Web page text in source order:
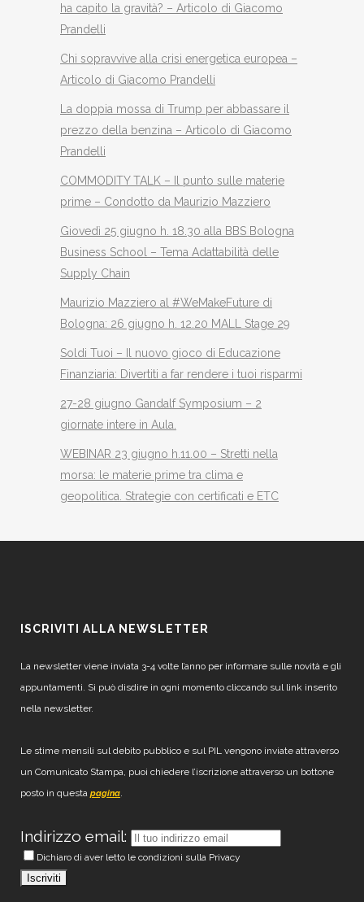
ha capito la gravità? – Articolo di Giacomo
Prandelli
Chi sopravvive alla crisi energetica europea –
Articolo di Giacomo Prandelli
La doppia mossa di Trump per abbassare il
prezzo della benzina – Articolo di Giacomo
Prandelli
COMMODITY TALK – Il punto sulle materie
prime – Condotto da Maurizio Mazziero
Giovedì 25 giugno h. 18.30 alla BBS Bologna
Business School – Tema Adattabilità delle
Supply Chain
Maurizio Mazziero al #WeMakeFuture di
Bologna: 26 giugno h. 12.20 MALL Stage 29
Soldi Tuoi – Il nuovo gioco di Educazione
Finanziaria: Divertiti a far rendere i tuoi risparmi
27-28 giugno Gandalf Symposium – 2
giornate intere in Aula.
WEBINAR 23 giugno h.11.00 – Stretti nella
morsa: le materie prime tra clima e
geopolitica. Strategie con certificati e ETC
ISCRIVITI ALLA NEWSLETTER
La newsletter viene inviata 3-4 volte l’anno per informare sulle novità e gli
appuntamenti. Si può disdire in ogni momento cliccando sul link inserito
nella newsletter.
Le stime mensili sul debito pubblico e sul PIL vengono inviate attraverso
un Comunicato Stampa, puoi chiedere l’iscrizione attraverso un bottone
posto in questa pagina.
Indirizzo email:
Dichiaro di aver letto le condizioni sulla Privacy